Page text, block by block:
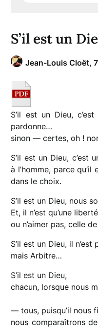
S’il est un
Jean-Louis Cloët,
S’il est un Dieu,
pardonne…
sinon — certes, oh !
S’il est un Dieu, c’est
à l’homme, parce qu’il
dans le choix.
S’il est un Dieu, nous
Et, il n’est qu’une
ou n’aimer pas, celle
S’il est un Dieu, il n’est
mais Arbitre…
S’il est un Dieu,
chacun, lorsque nous
— tous, puisqu’il nous
nous comparaîtrons